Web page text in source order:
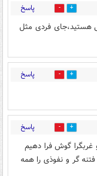
0 پاسخ
هستید،جای فردی مثل
0 پاسخ
1 پاسخ
غربگرا گوش فرا دهیم
گر و نفوذی را همه